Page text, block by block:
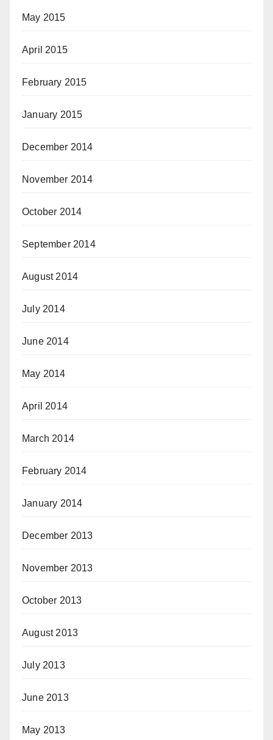
May 2015
April 2015
February 2015
January 2015
December 2014
November 2014
October 2014
September 2014
August 2014
July 2014
June 2014
May 2014
April 2014
March 2014
February 2014
January 2014
December 2013
November 2013
October 2013
August 2013
July 2013
June 2013
May 2013